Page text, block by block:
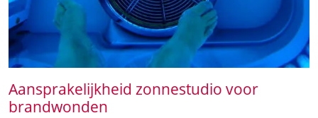
Aansprakelijkheid zonnestudio voor
brandwonden